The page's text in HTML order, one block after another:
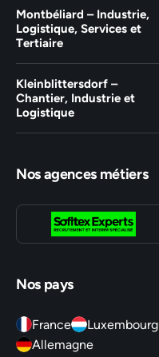
Montbéliard – Industrie,
Logistique, Services et
Tertiaire
Kleinblittersdorf –
Chantier, Industrie et
Logistique
Nos agences métiers
Nos pays
France Luxembourg
Allemagne